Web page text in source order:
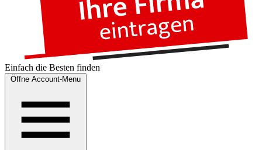
Einfach die Besten finden
Öffne Account-Menu